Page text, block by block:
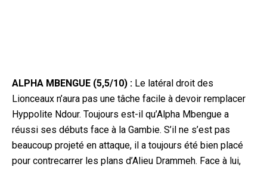
ALPHA MBENGUE (5,5/10) : Le latéral droit des
Lionceaux n’aura pas une tâche facile à devoir remplacer
Hyppolite Ndour. Toujours est-il qu’Alpha Mbengue a
réussi ses débuts face à la Gambie. S’il ne s’est pas
beaucoup projeté en attaque, il a toujours été bien placé
pour contrecarrer les plans d’Alieu Drammeh. Face à lui,